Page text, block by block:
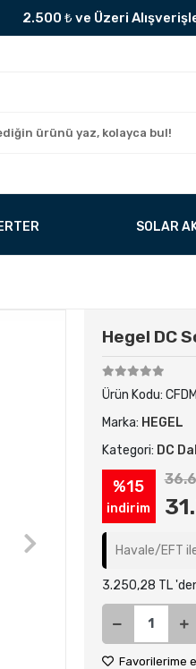
2.500 ₺ ve Üzeri
SOLAR
Hegel DC
Ürün Kodu:
Marka: HEGEL
Kategori: DC
%15
indirim
Havale/EFT
3.250,28 TL
Favorilerime